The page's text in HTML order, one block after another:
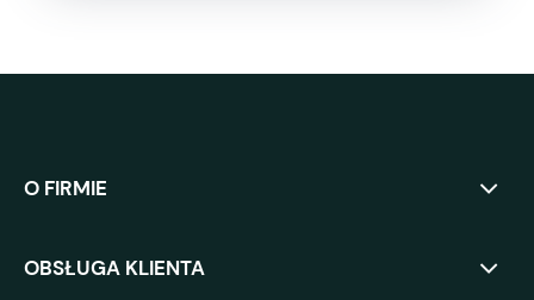
O FIRMIE
OBSŁUGA KLIENTA